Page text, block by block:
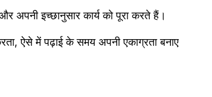
अपनी इच्छानुसार कार्य को पूरा करते हैं।
ऐसे में पढ़ाई के समय अपनी एकाग्रता बनाए